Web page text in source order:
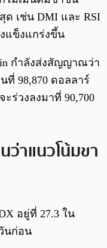
ด เช่น DMI และ RSI
แข็งแกร่งขึ้น
กำลังส่งสัญญาณว่า
ที่ 98,870 ดอลลาร์
ร่วงลงมาที่ 90,700
ว่าแนวโน้มขา
อยู่ที่ 27.3 ใน
นก่อน